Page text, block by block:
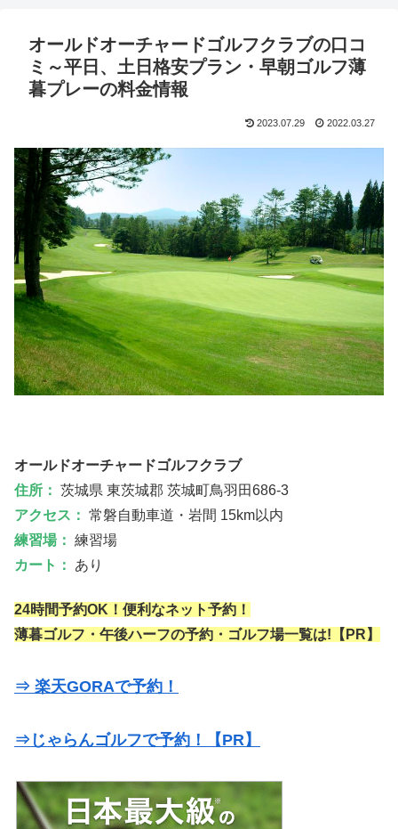
オールドオーチャードゴルフクラブの口コ
ミ～平日、土日格安プラン・早朝ゴルフ薄
暮プレーの料金情報
2023.07.29 2022.03.27
オールドオーチャードゴルフクラブ
住所： 茨城県 東茨城郡 茨城町鳥羽田686-3
アクセス： 常磐自動車道・岩間 15km以内
練習場： 練習場
カート：
あり
24時間予約OK！便利なネット予約！
薄暮ゴルフ・午後ハーフの予約・ゴルフ場一覧は!【PR】
⇒ 楽天GORAで予約！
⇒じゃらんゴルフで予約！【PR】